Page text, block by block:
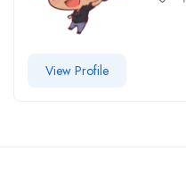
View Profile